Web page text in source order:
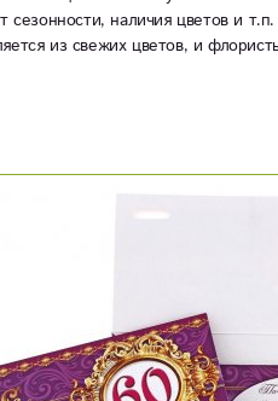
сезонности, наличия цветов и
из свежих цветов, и